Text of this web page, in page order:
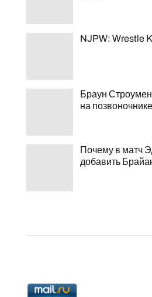
NJPW: Wrestle
Браун
на позвоночнике
Почему в матч
добавить